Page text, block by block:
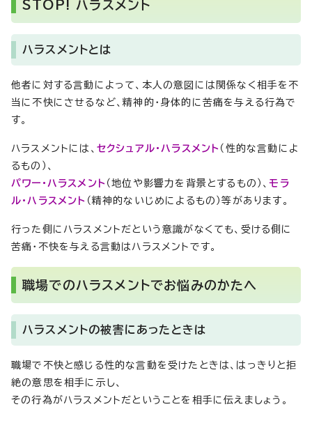
STOP! ハラスメント
ハラスメントとは
他者に対する言動によって、本人の意図には関係なく相手を不
当に不快にさせるなど、精神的・身体的に苦痛を与える行為で
す。
ハラスメントには、 セクシュアル・ハラスメント （性的な言動によ
るもの）、
パワー・ハラスメント （地位や影響力を背景とするもの）、モラ
ル・ハラスメント （精神的ないじめによるもの）等があります。
行った側にハラスメントだという意識がなくても、受ける側に
苦痛・不快を与える言動はハラスメントです。
職場でのハラスメントでお悩みのかたへ
ハラスメントの被害にあったときは
職場で不快と感じる性的な言動を受けたときは、はっきりと拒
絶の意思を相手に示し、
その行為がハラスメントだということを相手に伝えましょう。